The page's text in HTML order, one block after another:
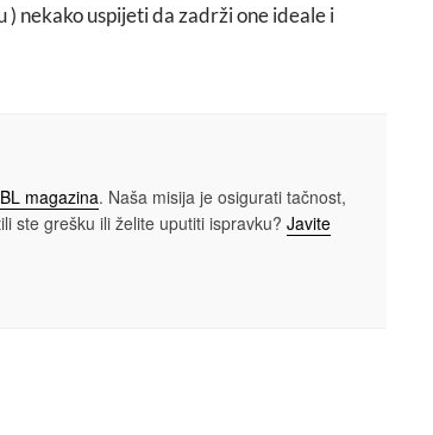
) nekako uspijeti da zadrži one ideale i
magazina. Naša misija je osigurati tačnost,
ste grešku ili želite uputiti ispravku? Javite